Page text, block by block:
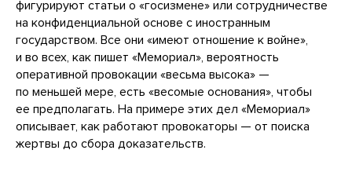
фигурируют статьи о «госизмене» или сотрудничестве
на конфиденциальной основе с иностранным
государством. Все они «имеют отношение к войне»,
и во всех, как пишет «Мемориал», вероятность
оперативной провокации «весьма высока» —
по меньшей мере, есть «весомые основания», чтобы
ее предполагать. На примере этих дел «Мемориал»
описывает, как работают провокаторы — от поиска
жертвы до сбора доказательств.